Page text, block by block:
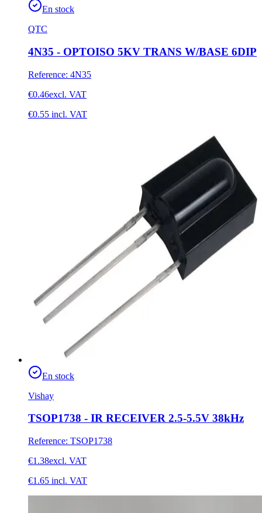
En stock
QTC
4N35 - OPTOISO 5KV TRANS W/BASE 6DIP
Reference: 4N35
€0.46excl. VAT
€0.55 incl. VAT
En stock
Vishay
TSOP1738 - IR RECEIVER 2.5-5.5V 38kHz
Reference: TSOP1738
€1.38excl. VAT
€1.65 incl. VAT